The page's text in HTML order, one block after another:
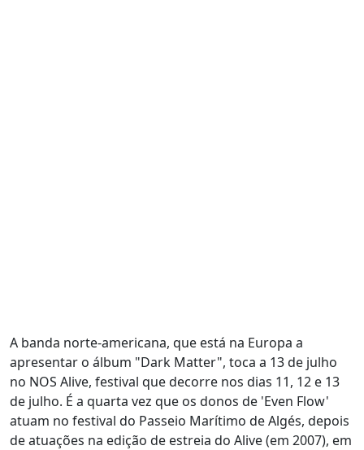
A banda norte-americana, que está na Europa a
apresentar o álbum "Dark Matter", toca a 13 de julho
no NOS Alive, festival que decorre nos dias 11, 12 e 13
de julho. É a quarta vez que os donos de 'Even Flow'
atuam no festival do Passeio Marítimo de Algés, depois
de atuações na edição de estreia do Alive (em 2007), em